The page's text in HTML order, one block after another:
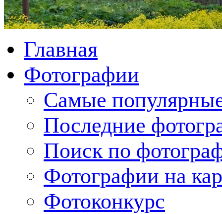
Главная
Фотографии
Cамые
Последние
Поиск по
Фотографии на
Фотоконкурс